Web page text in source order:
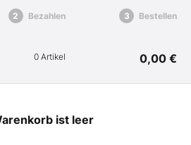
Bezahlen Bestellen
0 Artikel 0,00 €
ist leer